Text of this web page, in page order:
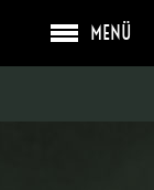
MENÜ